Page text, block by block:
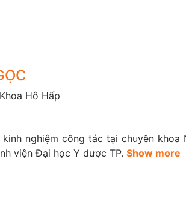
Hô Hấp
nghiệm công tác tại chuyên khoa
viện Đại học Y dược TP.Show more